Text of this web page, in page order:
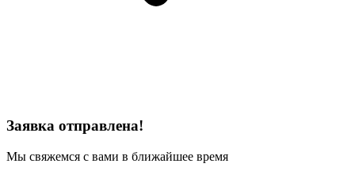
Заявка отправлена!
Мы свяжемся с вами в ближайшее время